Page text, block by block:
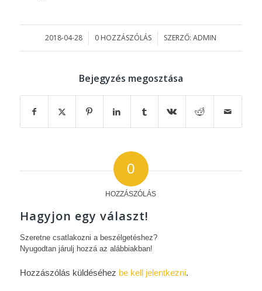
2018-04-28
/ 0 HOZZÁSZÓLÁS
/ SZERZŐ:ADMIN
Bejegyzés megosztása
0
HOZZÁSZÓLÁS
Hagyjon egy választ!
Szeretne csatlakozni a beszélgetéshez?
Nyugodtan járulj hozzá az alábbiakban!
Hozzászólás küldéséhez be kell jelentkezni.